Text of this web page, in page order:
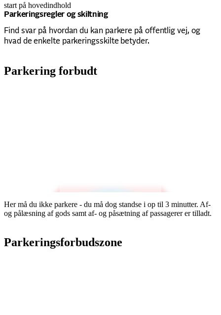
start på hovedindhold
Parkeringsregler og skiltning
Find svar på hvordan du kan parkere på offentlig vej, og
hvad de enkelte parkeringsskilte betyder.
senest opdateret 22. januar 2026
Parkering forbudt
Her må du ikke parkere - du må dog standse i op til 3 minutter. Af-
og pålæsning af gods samt af- og påsætning af passagerer er tilladt.
Parkeringsforbudszone